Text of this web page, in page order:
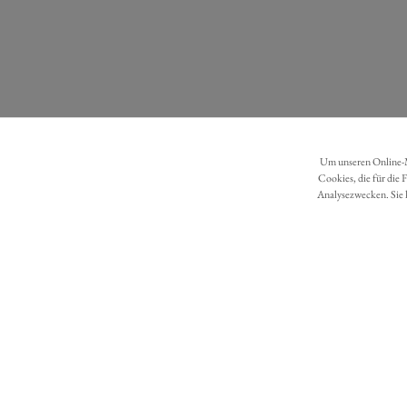
Um unseren
Cookies, die für die
Analysezwecken.